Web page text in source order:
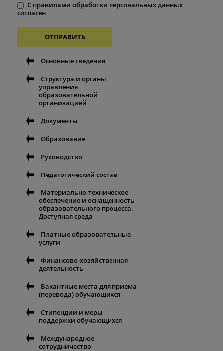
С правилами обработки персональных данных
согласен
ОТПРАВИТЬ
Основные сведения
Структура и органы
управления
образовательной
организацией
Документы
Образование
Руководство
Педагогический состав
Материально-техническое
обеспечение и оснащенность
образовательного процесса.
Доступная среда
Платные образовательные
услуги
Финансово-хозяйственная
деятельность
Вакантные места для приема
(перевода) обучающихся
Стипендии и меры
поддержки обучающихся
Международное
сотрудничество